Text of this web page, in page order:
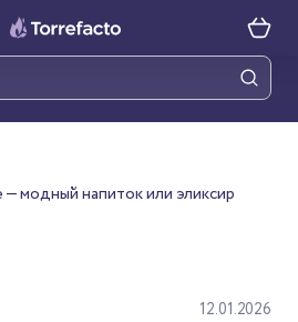
модный напиток или эликсир
12.01.2026